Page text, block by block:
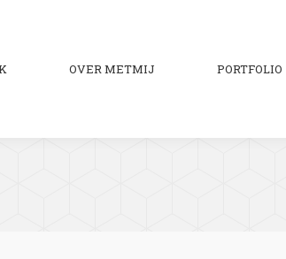
OVER METMIJ PORTFOLIO